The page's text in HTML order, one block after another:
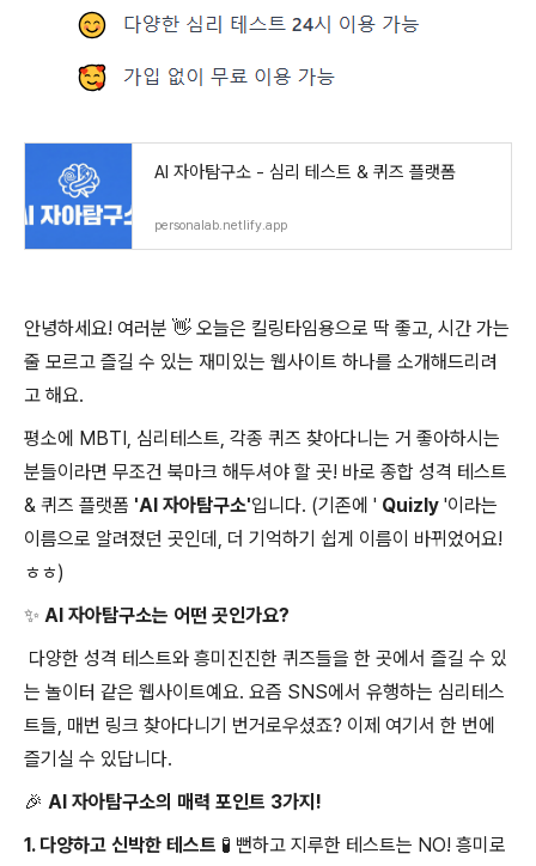
AI 자아탐구소 - 심리 테스트 & 퀴즈 플랫폼
personalab.netlify.app
안녕하세요! 여러분 👋 오늘은 킬링타임용으로 딱 좋고, 시간 가는
줄 모르고 즐길 수 있는 재미있는 웹사이트 하나를 소개해드리려
고 해요.
평소에 MBTI, 심리테스트, 각종 퀴즈 찾아다니는 거 좋아하시는
분들이라면 무조건 북마크 해두셔야 할 곳! 바로 종합 성격 테스트
& 퀴즈 플랫폼 'AI 자아탐구소'입니다. (기존에 ' Quizly '이라는
이름으로 알려졌던 곳인데, 더 기억하기 쉽게 이름이 바뀌었어요!
ㅎㅎ)
✨ AI 자아탐구소는 어떤 곳인가요?
다양한 성격 테스트와 흥미진진한 퀴즈들을 한 곳에서 즐길 수 있
는 놀이터 같은 웹사이트예요. 요즘 SNS에서 유행하는 심리테스
트들, 매번 링크 찾아다니기 번거로우셨죠? 이제 여기서 한 번에
즐기실 수 있답니다.
🎉 AI 자아탐구소의 매력 포인트 3가지!
1. 다양하고 신박한 테스트 🧪 뻔하고 지루한 테스트는 NO! 흥미로